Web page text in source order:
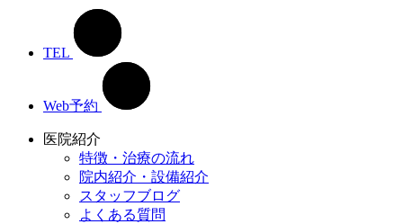
TEL
Web予約
医院紹介
特徴・治療の流れ
院内紹介・設備紹介
スタッフブログ
よくある質問